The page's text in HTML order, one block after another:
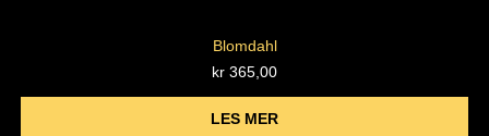
Blomdahl
kr 365,00
LES MER